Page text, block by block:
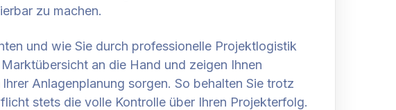
zu machen.
und wie Sie durch professionelle Projektlogistik
an die Hand und zeigen Ihnen
Anlagenplanung sorgen. So behalten Sie trotz
stets die volle Kontrolle über Ihren Projekterfolg.